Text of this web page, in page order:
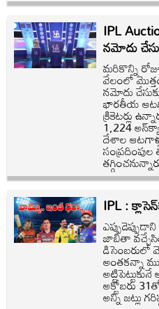
IPL
నమోదు
మరికొన్ని
వేలంలో మొత్తం
నమోదు
భారతీయ
క్రికెటర్లు
1,224
దేశాల
IPL :
జాబితా
డిసెంబరులో
అంతకన్నా
అక్టోబరు
అన్ని జట్లు